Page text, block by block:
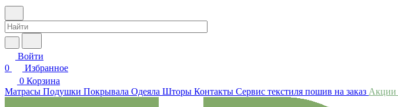
Войти
0
Избранное
0 Корзина
Матрасы Подушки Покрывала Одеяла Шторы Контакты Сервис текстиля пошив на заказ Акции